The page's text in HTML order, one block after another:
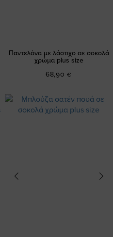
Παντελόνα με λάστιχο σε σοκολά
χρώμα plus size
68,90 €